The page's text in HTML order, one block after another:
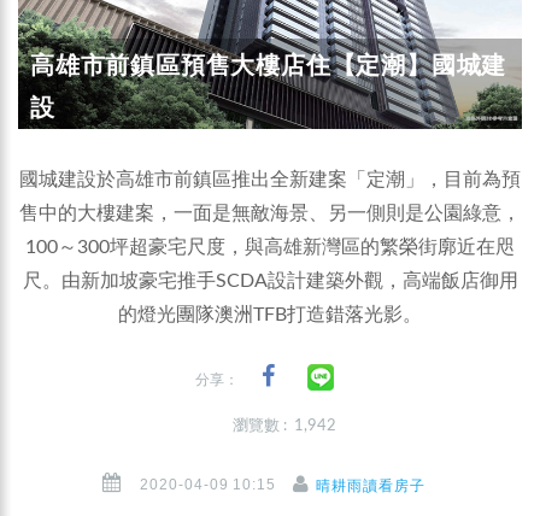
高雄市前鎮區預售大樓店住【定潮】國城建
設
國城建設於高雄市前鎮區推出全新建案「定潮」，目前為預
售中的大樓建案，一面是無敵海景、另一側則是公園綠意，
100～300坪超豪宅尺度，與高雄新灣區的繁榮街廓近在咫
尺。由新加坡豪宅推手SCDA設計建築外觀，高端飯店御用
的燈光團隊澳洲TFB打造錯落光影。
分享：
瀏覽數 : 1,942
2020-04-09 10:15 晴耕雨讀看房子